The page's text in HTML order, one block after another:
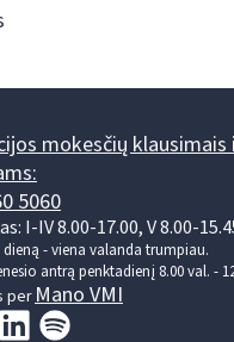
mokesčių klausimais
5060
I-IV 8.00-17.00, V 8.00-
dieną - viena valanda trumpiau.
antrą penktadienį 8.00 val. -
perMano VMI